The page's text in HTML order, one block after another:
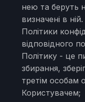
нею та беруть
визначені в
Політики
відповідного
Політику - це
збирання,
третім особам
Користувачем;